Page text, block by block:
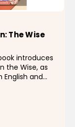
The Wise
introduces
the Wise, as
English and